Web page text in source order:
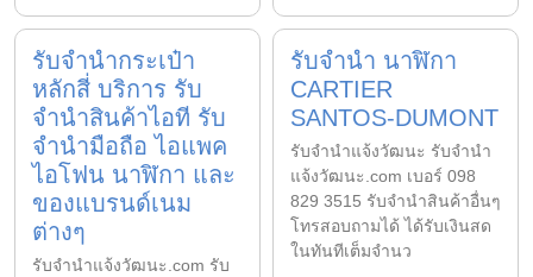
รับจำนำกระเป๋า
หลักสี่ บริการ รับ
จำนำสินค้าไอที รับ
จำนำมือถือ ไอแพค
ไอโฟน นาฬิกา และ
ของแบรนด์เนม
ต่างๆ
รับจํานําแจ้งวัฒนะ.com รับ
รับจำนำ นาฬิกา
CARTIER
SANTOS-DUMONT
รับจํานําแจ้งวัฒนะ รับจํานํา
แจ้งวัฒนะ.com เบอร์ 098
829 3515 รับจำนำสินค้าอื่นๆ
โทรสอบถามได้ ได้รับเงินสด
ในทันทีเต็มจำนว